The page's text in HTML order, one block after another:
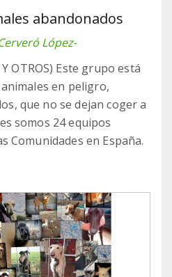
abandonados
López-
Y OTROS) Este grupo está
en peligro,
que no se dejan coger a
somos 24 equipos
Comunidades en España.